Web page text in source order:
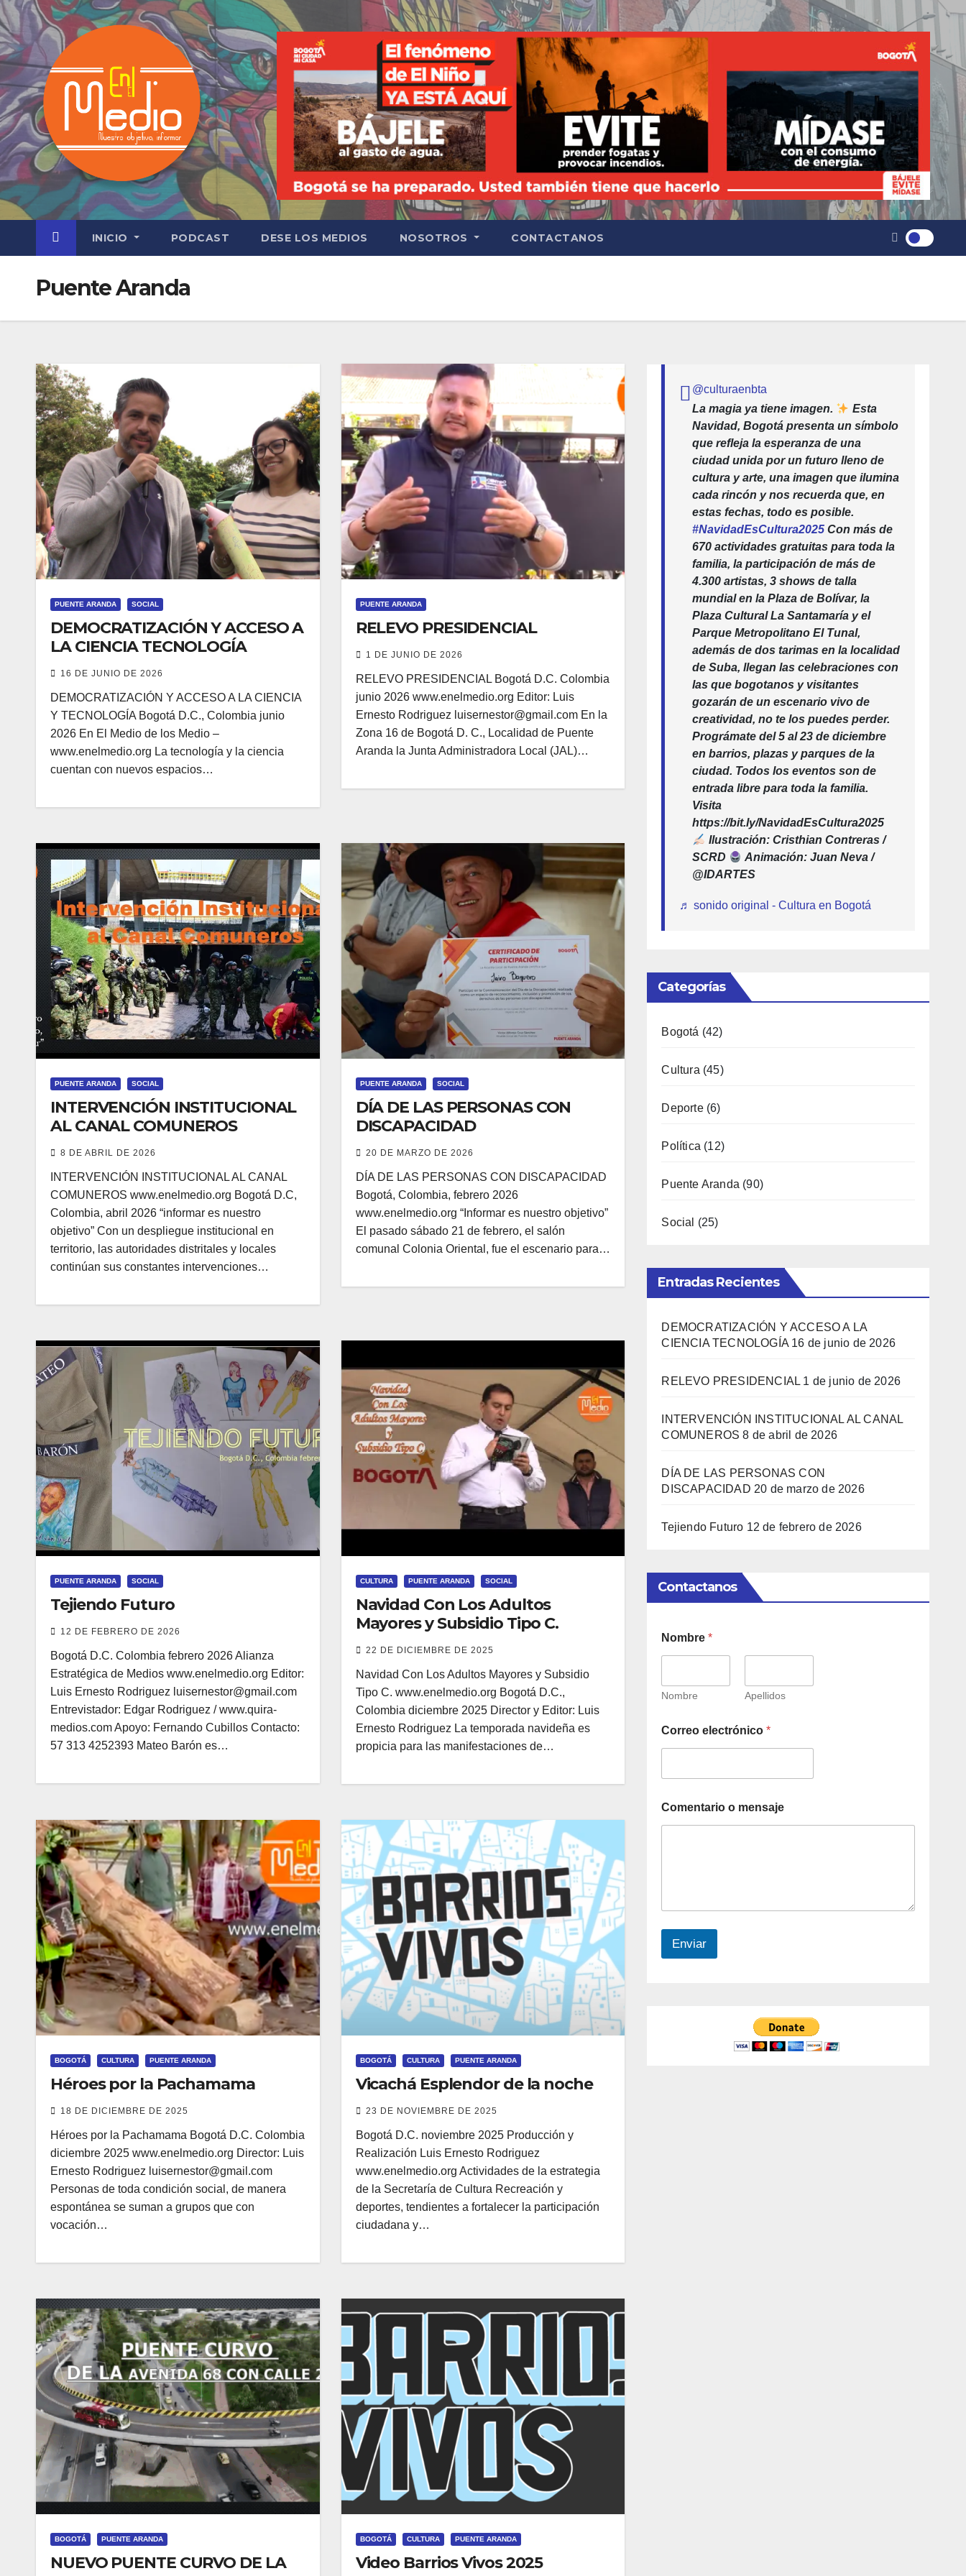
Saltar
al
contenido
INICIO PODCAST DESE LOS MEDIOS NOSOTROS CONTACTANOS
Puente Aranda
PUENTE ARANDA SOCIAL
DEMOCRATIZACIÓN Y ACCESO A
LA CIENCIA TECNOLOGÍA
16 DE JUNIO DE 2026
DEMOCRATIZACIÓN Y ACCESO A LA CIENCIA
Y TECNOLOGÍA Bogotá D.C., Colombia junio
2026 En El Medio de los Medio –
www.enelmedio.org La tecnología y la ciencia
cuentan con nuevos espacios…
PUENTE ARANDA
RELEVO PRESIDENCIAL
1 DE JUNIO DE 2026
RELEVO PRESIDENCIAL Bogotá D.C. Colombia
junio 2026 www.enelmedio.org Editor: Luis
Ernesto Rodriguez luisernestor@gmail.com En la
Zona 16 de Bogotá D. C., Localidad de Puente
Aranda la Junta Administradora Local (JAL)…
PUENTE ARANDA SOCIAL
INTERVENCIÓN INSTITUCIONAL
AL CANAL COMUNEROS
8 DE ABRIL DE 2026
INTERVENCIÓN INSTITUCIONAL AL CANAL
COMUNEROS www.enelmedio.org Bogotá D.C,
Colombia, abril 2026 “informar es nuestro
objetivo” Con un despliegue institucional en
territorio, las autoridades distritales y locales
continúan sus constantes intervenciones…
PUENTE ARANDA SOCIAL
DÍA DE LAS PERSONAS CON
DISCAPACIDAD
20 DE MARZO DE 2026
DÍA DE LAS PERSONAS CON DISCAPACIDAD
Bogotá, Colombia, febrero 2026
www.enelmedio.org “Informar es nuestro objetivo”
El pasado sábado 21 de febrero, el salón
comunal Colonia Oriental, fue el escenario para…
PUENTE ARANDA SOCIAL
Tejiendo Futuro
12 DE FEBRERO DE 2026
Bogotá D.C. Colombia febrero 2026 Alianza
Estratégica de Medios www.enelmedio.org Editor:
Luis Ernesto Rodriguez luisernestor@gmail.com
Entrevistador: Edgar Rodriguez / www.quira-
medios.com Apoyo: Fernando Cubillos Contacto:
57 313 4252393 Mateo Barón es…
CULTURA PUENTE ARANDA SOCIAL
Navidad Con Los Adultos
Mayores y Subsidio Tipo C.
22 DE DICIEMBRE DE 2025
Navidad Con Los Adultos Mayores y Subsidio
Tipo C. www.enelmedio.org Bogotá D.C.,
Colombia diciembre 2025 Director y Editor: Luis
Ernesto Rodriguez La temporada navideña es
propicia para las manifestaciones de…
BOGOTÁ CULTURA PUENTE ARANDA
Héroes por la Pachamama
18 DE DICIEMBRE DE 2025
Héroes por la Pachamama Bogotá D.C. Colombia
diciembre 2025 www.enelmedio.org Director: Luis
Ernesto Rodriguez luisernestor@gmail.com
Personas de toda condición social, de manera
espontánea se suman a grupos que con
vocación…
BOGOTÁ CULTURA PUENTE ARANDA
Vicachá Esplendor de la noche
23 DE NOVIEMBRE DE 2025
Bogotá D.C. noviembre 2025 Producción y
Realización Luis Ernesto Rodriguez
www.enelmedio.org Actividades de la estrategia
de la Secretaría de Cultura Recreación y
deportes, tendientes a fortalecer la participación
ciudadana y…
BOGOTÁ PUENTE ARANDA
NUEVO PUENTE CURVO DE LA
BOGOTÁ CULTURA PUENTE ARANDA
Video Barrios Vivos 2025
@culturaenbta
La magia ya tiene imagen.
Esta
Navidad, Bogotá presenta un símbolo
que refleja la esperanza de una
ciudad unida por un futuro lleno de
cultura y arte, una imagen que ilumina
cada rincón y nos recuerda que, en
estas fechas, todo es posible.
#NavidadEsCultura2025 Con más de
670 actividades gratuitas para toda la
familia, la participación de más de
4.300 artistas, 3 shows de talla
mundial en la Plaza de Bolívar, la
Plaza Cultural La Santamaría y el
Parque Metropolitano El Tunal,
además de dos tarimas en la localidad
de Suba, llegan las celebraciones con
las que bogotanos y visitantes
gozarán de un escenario vivo de
creatividad, no te los puedes perder.
Prográmate del 5 al 23 de diciembre
en barrios, plazas y parques de la
ciudad. Todos los eventos son de
entrada libre para toda la familia.
Visita
https://bit.ly/NavidadEsCultura2025
Ilustración: Cristhian Contreras /
SCRD
Animación: Juan Neva /
@IDARTES
♬ sonido original - Cultura en Bogotá
Categorías
Bogotá (42)
Cultura (45)
Deporte(6)
Política (12)
Puente Aranda (90)
Social (25)
Entradas Recientes
DEMOCRATIZACIÓN Y ACCESO A LA
CIENCIA TECNOLOGÍA 16 de junio de 2026
RELEVO PRESIDENCIAL 1 de junio de 2026
INTERVENCIÓN INSTITUCIONAL AL CANAL
COMUNEROS 8 de abril de 2026
DÍA DE LAS PERSONAS CON
DISCAPACIDAD 20 de marzo de 2026
Tejiendo Futuro 12 de febrero de 2026
Contactanos
Nombre*
Nombre Apellidos
Correo electrónico*
Comentario o mensaje
Enviar